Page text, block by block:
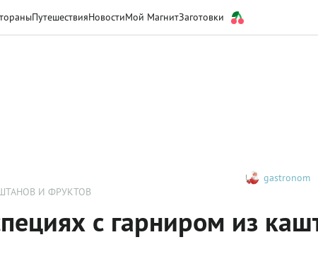
ПутешествияНовостиМой МагнитЗаготовки
И ФРУКТОВ
gastronom
с гарниром из